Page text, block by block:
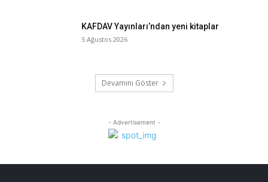
KAFDAV Yayınları’ndan yeni kitaplar
5 Ağustos 2026
Devamını Göster
- Advertisement -